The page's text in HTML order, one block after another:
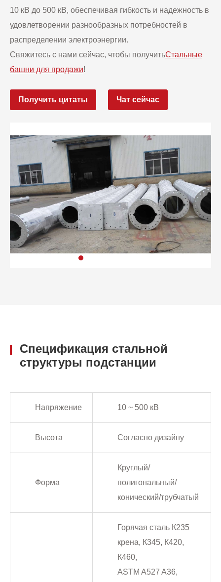
10 кВ до 500 кВ, обеспечивая гибкость и надежность в
удовлетворении разнообразных потребностей в
распределении электроэнергии.
Свяжитесь с нами сейчас, чтобы получитьСтальные
башни для продажи!
Получить цитаты Чат сейчас
Спецификация стальной
структуры подстанции
Напряжение 10 ~ 500 кВ
Высота Согласно дизайну
Форма
Круглый/
полигональный/
конический/трубчатый
Горячая сталь К235
крена, К345, К420,
К460,
ASTM A527 A36,